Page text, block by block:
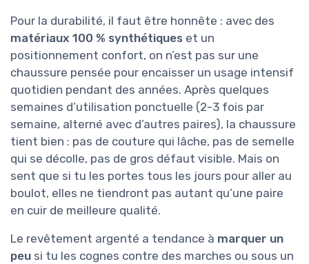
Pour la durabilité, il faut être honnête : avec des
matériaux 100 % synthétiques et un
positionnement confort, on n’est pas sur une
chaussure pensée pour encaisser un usage intensif
quotidien pendant des années. Après quelques
semaines d’utilisation ponctuelle (2-3 fois par
semaine, alterné avec d’autres paires), la chaussure
tient bien : pas de couture qui lâche, pas de semelle
qui se décolle, pas de gros défaut visible. Mais on
sent que si tu les portes tous les jours pour aller au
boulot, elles ne tiendront pas autant qu’une paire
en cuir de meilleure qualité.
Le revêtement argenté a tendance à marquer un
peu si tu les cognes contre des marches ou sous un